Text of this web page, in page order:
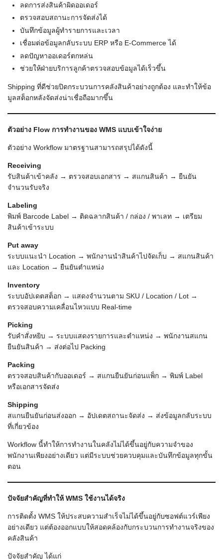
ลดการส่งสินค้าผิดออเดอร์
ตรวจสอบสถานะการจัดส่งได้
บันทึกข้อมูลผู้ทำรายการและเวลา
เชื่อมต่อข้อมูลกลับระบบ ERP หรือ E-Commerce ได้
ลดปัญหาออเดอร์ตกหล่น
ช่วยให้ฝ่ายบริการลูกค้าตรวจสอบข้อมูลได้เร็วขึ้น
Shipping ที่ดีช่วยปิดกระบวนการคลังสินค้าอย่างถูกต้อง และทำให้ข้อ
มูลสต็อกหลังจัดส่งน่าเชื่อถือมากขึ้น
ตัวอย่าง Flow การทำงานของ WMS แบบเข้าใจง่าย
ตัวอย่าง Workflow มาตรฐานสามารถสรุปได้ดังนี้
Receiving
รับสินค้าเข้าคลัง → ตรวจสอบเอกสาร → สแกนสินค้า → ยืนยัน
จำนวนรับจริง
Labeling
พิมพ์ Barcode Label → ติดฉลากสินค้า / กล่อง / พาเลท → เตรียม
สินค้าเข้าระบบ
Put away
ระบบแนะนำ Location → พนักงานนำสินค้าไปจัดเก็บ → สแกนสินค้า
และ Location → ยืนยันตำแหน่ง
Inventory
ระบบอัปเดตสต็อก → แสดงจำนวนตาม SKU / Location / Lot →
ตรวจสอบความเคลื่อนไหวแบบ Real-time
Picking
รับคำสั่งหยิบ → ระบบแสดงรายการและตำแหน่ง → พนักงานสแกน
ยืนยันสินค้า → ส่งต่อไป Packing
Packing
ตรวจสอบสินค้ากับออเดอร์ → สแกนยืนยันก่อนแพ็ก → พิมพ์ Label
หรือเอกสารจัดส่ง
Shipping
สแกนยืนยันก่อนส่งออก → อัปเดตสถานะจัดส่ง → ส่งข้อมูลกลับระบบ
ที่เกี่ยวข้อง
Workflow นี้ทำให้การทำงานในคลังไม่ได้ขึ้นอยู่กับความจำของ
พนักงานเพียงอย่างเดียว แต่มีระบบช่วยควบคุมและบันทึกข้อมูลทุกขั้น
ตอน
ปัจจัยสำคัญที่ทำให้ WMS ใช้งานได้จริง
การติดตั้ง WMS ให้ประสบความสำเร็จไม่ได้ขึ้นอยู่กับซอฟต์แวร์เพียง
อย่างเดียว แต่ต้องออกแบบให้สอดคล้องกับกระบวนการทำงานจริงของ
คลังสินค้า
ปัจจัยสำคัญ ได้แก่